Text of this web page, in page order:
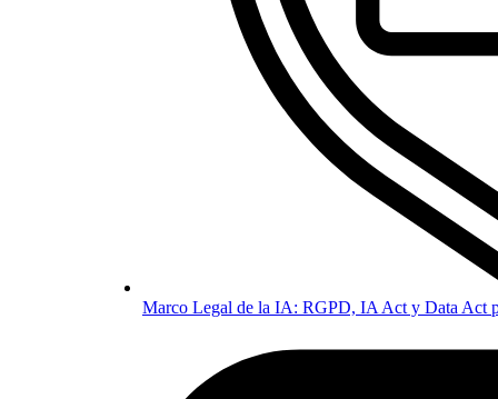
Marco Legal de la IA: RGPD, IA Act y Data Act